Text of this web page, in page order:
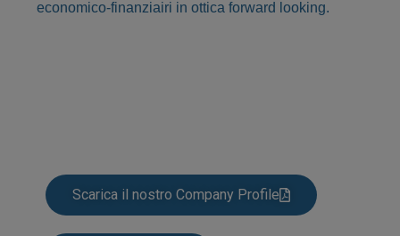
economico-finanziairi in ottica forward looking.
Scarica il nostro Company Profile